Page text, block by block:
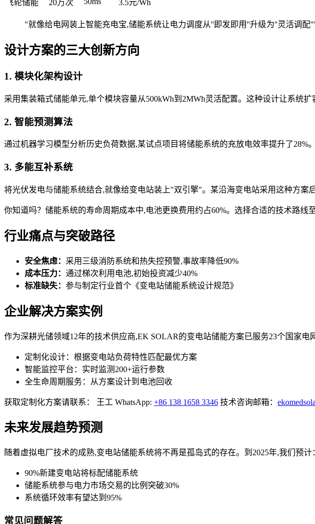
飞轮储能
20万次 3.5元/Wh
"就像给电网装上智能充电宝,储能系统让电力调度从''即发即用''升级为''灵活调
设计方案的三大创新方向
1. 模块化架构设计
采用集装箱式储能单元,单个模块容量从500kWh到2MWh灵活配置。这种设计让系统
2. 智能预测算法
通过机器学习模型分析历史负荷数据,某试点项目将储能系统的充放电效率提升了28%
3. 多能互补系统
将光伏发电与储能系统结合,就像给变电站装上"双引擎"。某沿海变电站采用这种方案
你知道吗？储能系统的寿命周期成本中,电池更换费用约占60%。选择合适的技术路线至
行业痛点与突破路径
安全焦虑： 采用三级消防系统和热失控预警,事故率降低90%
成本压力： 通过梯次利用电池,初始投资减少40%
标准缺失： 参与制定行业首个《变电站储能系统设计规范》
企业解决方案实例
作为深耕光储领域12年的技术供应商,EK SOLAR的变电站储能方案已服务23个国家电
定制化设计：根据变电站负荷特性匹配最优方案
智能监控平台：实时监测200+运行参数
全生命周期服务：从方案设计到电池回收
获取定制化方案请联系： 王工 WhatsApp: +86 138 1658 3346 技术咨询邮箱：
未来发展趋势预测
随着虚拟电厂技术的成熟,变电站储能系统将不再是孤岛式的存在。到2025年,我们预计
90%新建变电站将标配储能系统
储能系统参与电力市场交易的比例突破30%
系统循环效率有望达到95%
常见问题解答